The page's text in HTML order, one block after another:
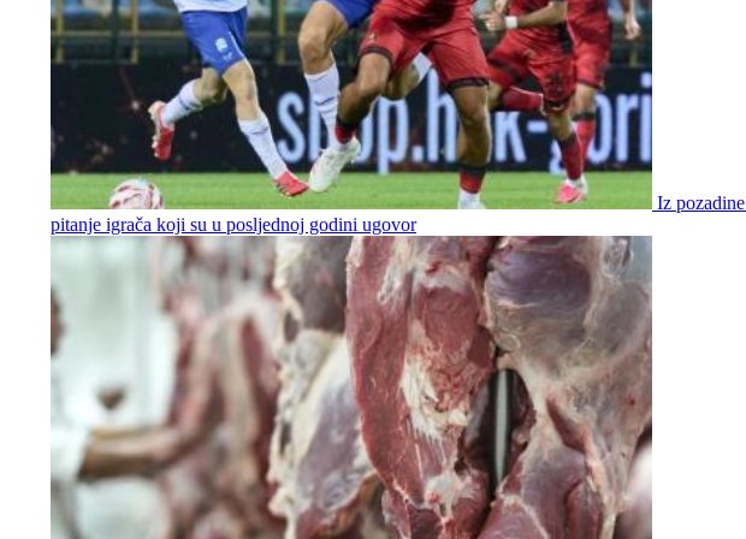
Iz
pitanje igrača koji su u posljednoj godini ugovor